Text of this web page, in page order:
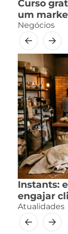
Curso
um
Negócios
Instants:
engajar
Atualidades